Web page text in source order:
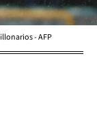
- AFP